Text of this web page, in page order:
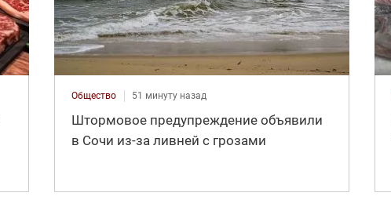
Общество 51 минуту назад
Штормовое предупреждение объявили
в Сочи из-за ливней с грозами